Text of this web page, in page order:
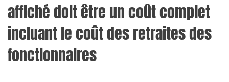
affiché doit être un coût complet
incluant le coût des retraites des
fonctionnaires